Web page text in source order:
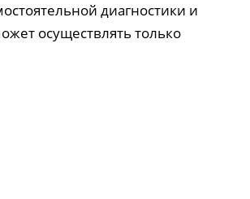
диагностики и
осуществлять только